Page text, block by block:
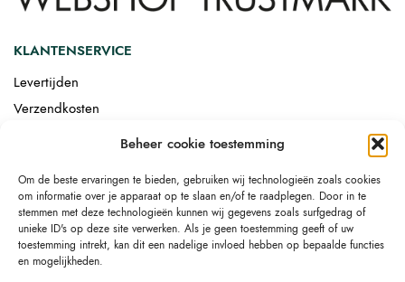
Beheer cookie toestemming
Om de beste ervaringen te bieden, gebruiken wij technologieën zoals cookies
om informatie over je apparaat op te slaan en/of te raadplegen. Door in te
stemmen met deze technologieën kunnen wij gegevens zoals surfgedrag of
unieke ID's op deze site verwerken. Als je geen toestemming geeft of uw
toestemming intrekt, kan dit een nadelige invloed hebben op bepaalde functies
en mogelijkheden.
KLANTENSERVICE
Levertijden
Verzendkosten
Afgemonteerd laten bezorgen
Drop-shipping
Link building